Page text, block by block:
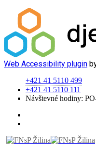
Web Accessibility plugin
+421 41 5110 499
+421 41 5110 111
Návštevné hodiny: